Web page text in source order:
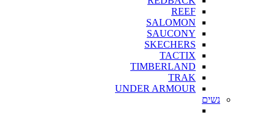
REEF
SALOMON
SAUCONY
SKECHERS
TACTIX
TIMBERLAND
TRAK
UNDER ARMOUR
נשים